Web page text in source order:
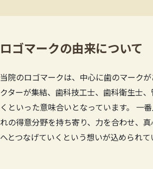
ロゴマークの由来について
当院のロゴマークは、中心に歯のマーク
クターが集結、歯科技工士、歯科衛生士
くといった意味合いとなっています。 一
れの得意分野を持ち寄り、力を合わせ、
へとつなげていくという想いが込められて